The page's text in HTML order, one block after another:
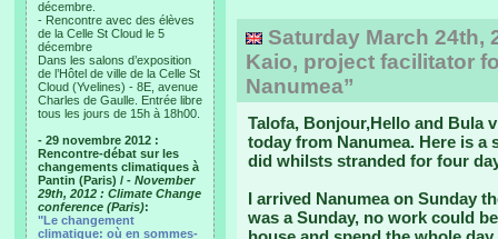
décembre.
- Rencontre avec des élèves
de la Celle St Cloud le 5
décembre
Dans les salons d’exposition
de l’Hôtel de ville de la Celle St
Cloud (Yvelines) - 8E, avenue
Charles de Gaulle. Entrée libre
tous les jours de 15h à 18h00.
- 29 novembre 2012 :
Rencontre-débat sur les
changements climatiques à
Pantin (Paris) / - November
29th, 2012 : Climate Change
conference (Paris):
"Le changement
climatique: où en sommes-
Saturday March 24th,
Kaio, project facilitator
Nanumea”
Talofa, Bonjour,Hello and Bula
today from Nanumea. Here is
did whilsts stranded for four
I arrived Nanumea on Sunday
was a Sunday, no work could